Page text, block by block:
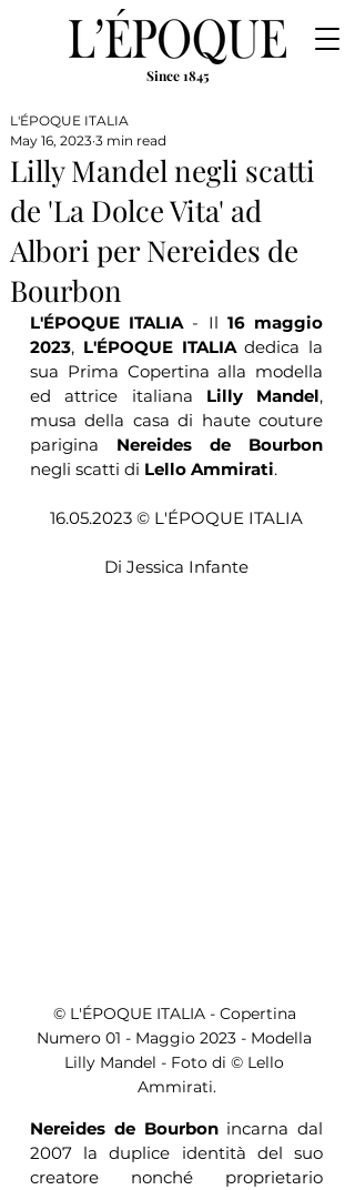
Since 1845
Lilly Mandel negli scatti
de 'La Dolce Vita' ad
Albori per Nereides de
Bourbon
L'ÉPOQUE ITALIA
May 16, 2023 3 min read
L'ÉPOQUE ITALIA - Il 16 maggio
2023, L'ÉPOQUE ITALIA dedica la
sua Prima Copertina alla modella
ed attrice italiana Lilly Mandel,
musa della casa di haute couture
parigina
negli scatti di Lello Ammirati.
16.05.2023 © L'ÉPOQUE ITALIA
Di Jessica Infante
© L'ÉPOQUE ITALIA - Copertina
Numero 01 - Maggio 2023 - Modella
Lilly Mandel - Foto di © Lello
Ammirati.
Nereides de Bourbon incarna dal
2007 la duplice identità del suo
creatore nonché proprietario